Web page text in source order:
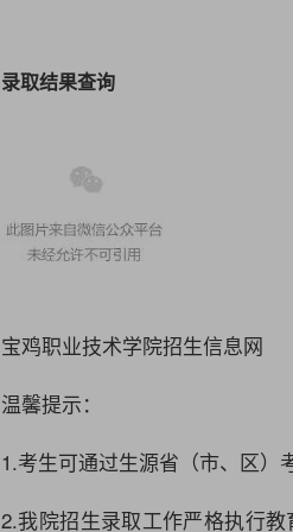
录取结果查询
宝鸡职业技术学院招生信息网
温馨提示：
1.考生可通过生源省（市、区）
2.我院招生录取工作严格执行